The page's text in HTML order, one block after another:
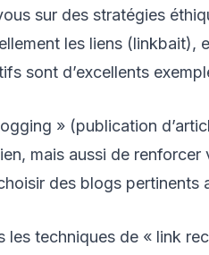
sur des stratégies
les liens (linkbait),
sont d’excellents
» (publication
mais aussi de
des blogs
les techniques de « link